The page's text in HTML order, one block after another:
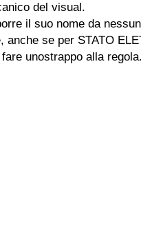
del visual.
il suo nome da
se per STATO
unostrappo alla